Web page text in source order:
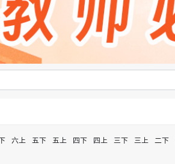
六上 五下 五上 四下 四上 三下 三上 二下